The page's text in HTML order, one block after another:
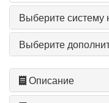
Выберите
Выберите
Описание